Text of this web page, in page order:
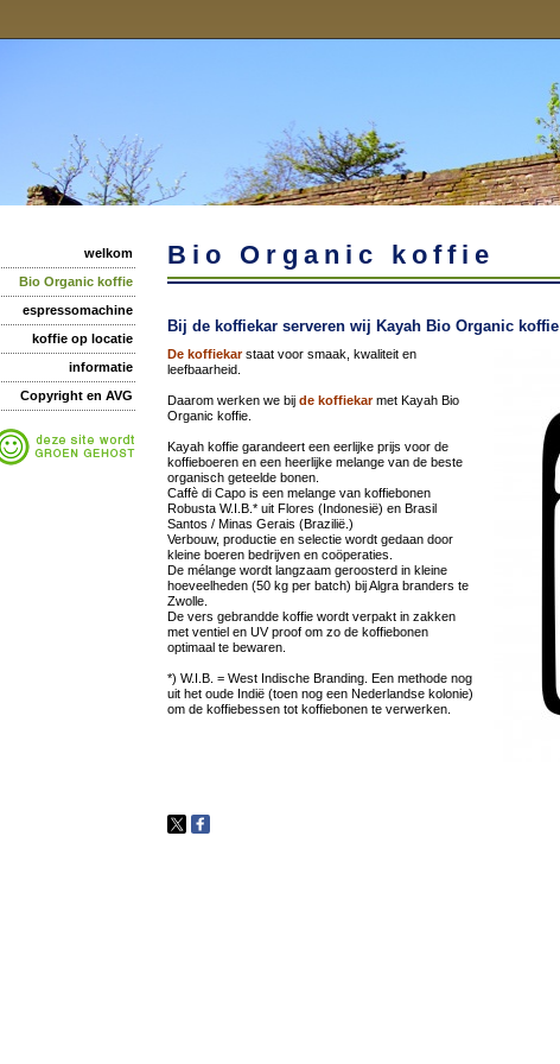
welkom
Bio Organic koffie
espressomachine
koffie op locatie
informatie
Copyright en AVG
Bio Organic koffie
Bij de koffiekar serveren wij Kayah Bio Organic koffie
De koffiekarstaat voor smaak, kwaliteit en
leefbaarheid.
Daarom werken we bij de koffiekarmet Kayah Bio
Organic koffie.
Kayahkoffie garandeert een eerlijke prijs voor de
koffieboeren en een heerlijke melange van de beste
organisch geteelde bonen.
Caffè di Capo is een melange van koffiebonen
Robusta W.I.B.* uit Flores (Indonesië) en Brasil
Santos / Minas Gerais (Brazilië.)
Verbouw, productie en selectie wordt gedaan door
kleine boeren bedrijven en coöperaties.
De mélange wordt langzaam geroosterd in kleine
hoeveelheden (50 kg per batch) bij Algra branders te
Zwolle.
De vers gebrandde koffie wordt verpakt in zakken
met ventiel en UV proof om zo de koffiebonen
optimaal te bewaren.
*) W.I.B. = West Indische Branding. Een methode nog
uit het oude Indië (toen nog een Nederlandse kolonie)
om de koffiebessen tot koffiebonen te verwerken.